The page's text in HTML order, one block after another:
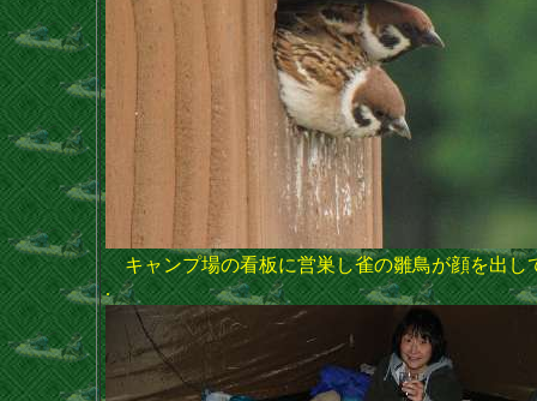
キャンプ場の看板に営巣し雀の雛鳥が顔を出し
.